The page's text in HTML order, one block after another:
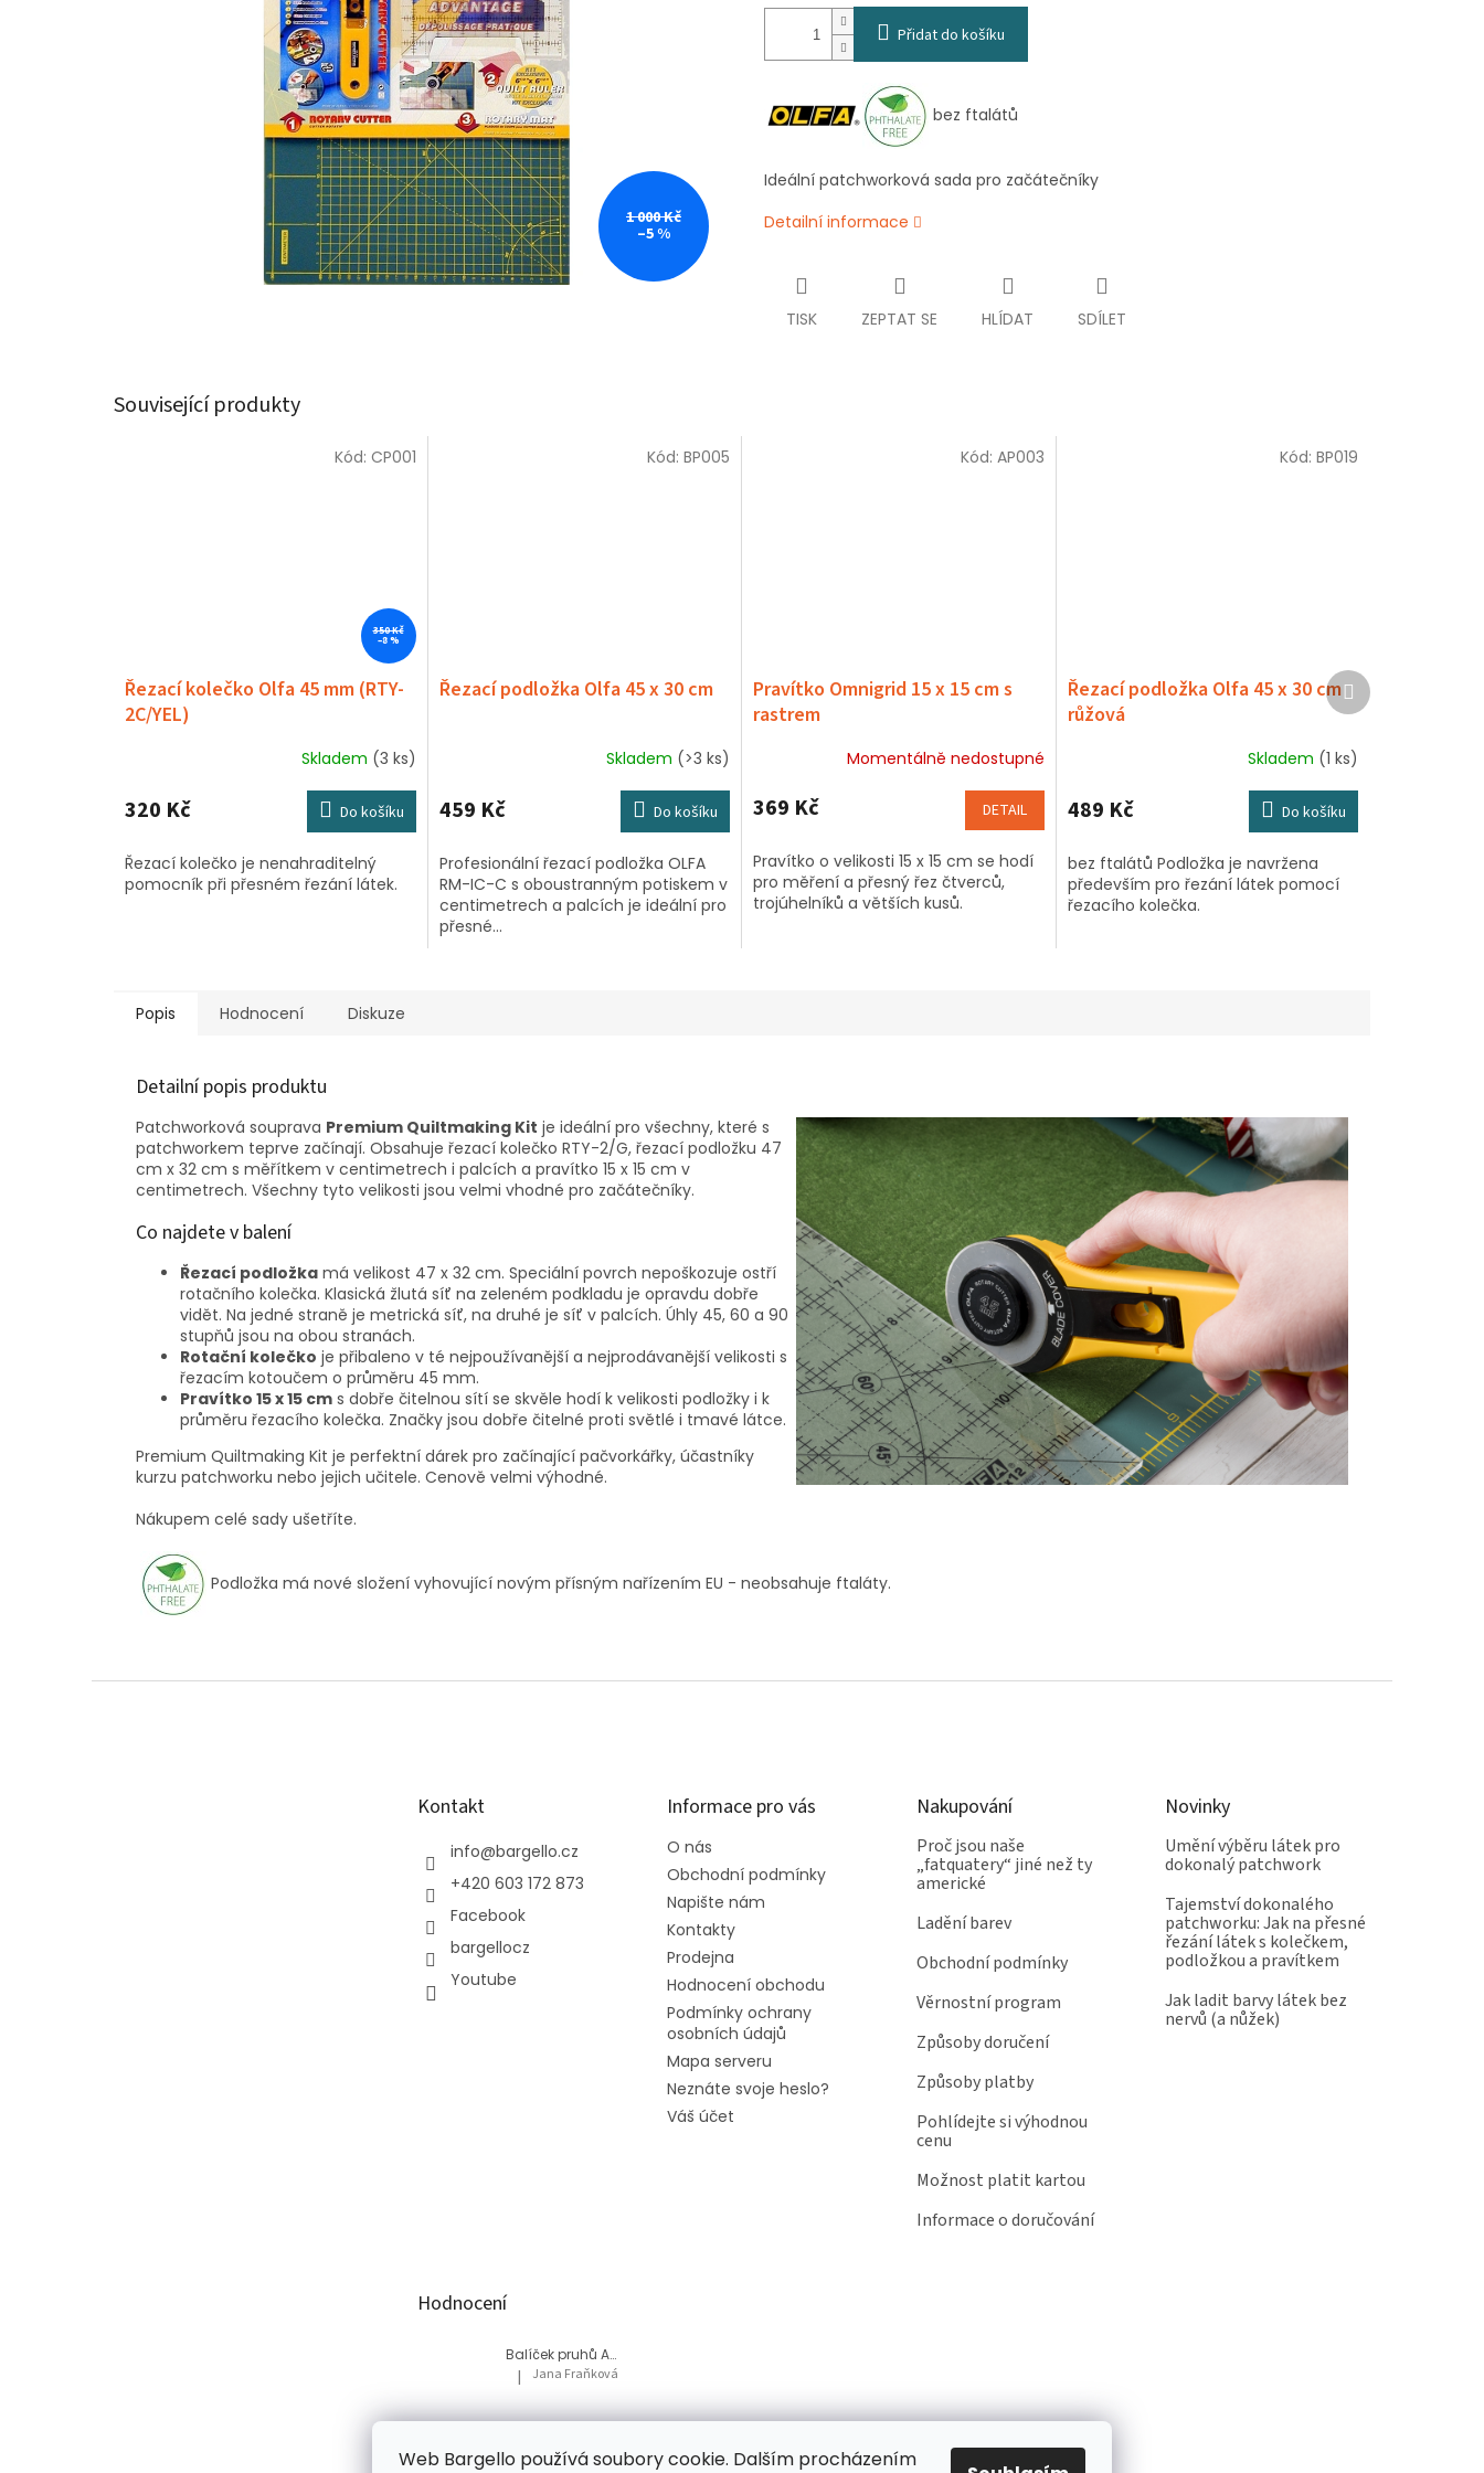
Web Bargello používá soubory cookie. Dalším procházením
1 000 Kč
–5 %
Přidat do košíku
bez ftalátů
Ideální patchworková sada pro začátečníky
Detailní informace
TISK ZEPTAT SE HLÍDAT SDÍLET
Související produkty
350 Kč
–8 %
Řezací kolečko Olfa 45 mm (RTY-
2C/YEL)
produktu
je
z
5
Skladem (3 ks)
320 Kč Do košíku
Řezací kolečko je nenahraditelný
pomocník při přesném řezání látek.
Kód: CP001
Řezací podložka Olfa 45 x 30 cm
Skladem (>3 ks)
459 Kč Do košíku
Profesionální řezací podložka OLFA
RM-IC-C s oboustranným potiskem v
centimetrech a palcích je ideální pro
přesné...
Kód: BP005
Pravítko Omnigrid 15 x 15 cm s
rastrem
Momentálně nedostupné
369 Kč DETAIL
Pravítko o velikosti 15 x 15 cm se hodí
pro měření a přesný řez čtverců,
trojúhelníků a větších kusů.
Kód: AP003
Řezací podložka Olfa 45 x 30 cm
růžová
Skladem (1 ks)
489 Kč Do košíku
bez ftalátů Podložka je navržena
především pro řezání látek pomocí
řezacího kolečka.
Kód: BP019
Další
produkt
Popis Hodnocení Diskuze
Detailní popis produktu
Patchworková souprava Premium Quiltmaking Kit je ideální pro všechny, které s
patchworkem teprve začínají. Obsahuje řezací kolečko RTY-2/G, řezací podložku 47
cm x 32 cm s měřítkem v centimetrech i palcích a pravítko 15 x 15 cm v
centimetrech. Všechny tyto velikosti jsou velmi vhodné pro začátečníky.
Co najdete v balení
Řezací podložka má velikost 47 x 32 cm. Speciální povrch nepoškozuje ostří
rotačního kolečka. Klasická žlutá síť na zeleném podkladu je opravdu dobře
vidět. Na jedné straně je metrická síť, na druhé je síť v palcích. Úhly 45, 60 a 90
stupňů jsou na obou stranách.
Rotační kolečko je přibaleno v té nejpoužívanější a nejprodávanější velikosti s
řezacím kotoučem o průměru 45 mm.
Pravítko 15 x 15 cm s dobře čitelnou sítí se skvěle hodí k velikosti podložky i k
průměru řezacího kolečka. Značky jsou dobře čitelné proti světlé i tmavé látce.
Premium Quiltmaking Kit je perfektní dárek pro začínající pačvorkářky, účastníky
kurzu patchworku nebo jejich učitele. Cenově velmi výhodné.
Nákupem celé sady ušetříte.
Podložka má nové složení vyhovující novým přísným nařízením EU - neobsahuje ftaláty.
Kontakt
info@bargello.cz
+420 603 172 873
Facebook
bargellocz
Youtube
Informace pro vás
O nás
Obchodní podmínky
Napište nám
Kontakty
Prodejna
Hodnocení obchodu
Podmínky ochrany
osobních údajů
Mapa serveru
Neznáte svoje heslo?
Váš účet
Nakupování
Proč jsou naše
„fatquatery“ jiné než ty
americké
Ladění barev
Obchodní podmínky
Věrnostní program
Způsoby doručení
Způsoby platby
Pohlídejte si výhodnou
cenu
Možnost platit kartou
Informace o doručování
Novinky
Umění výběru látek pro
dokonalý patchwork
Tajemství dokonalého
patchworku: Jak na přesné
řezání látek s kolečkem,
podložkou a pravítkem
Jak ladit barvy látek bez
nervů (a nůžek)
Hodnocení
Balíček pruhů Akvárium
Hodnocení produktu je 5 z 5 hvězdiček.
| Jana Fraňková
Tatiana Bacikova